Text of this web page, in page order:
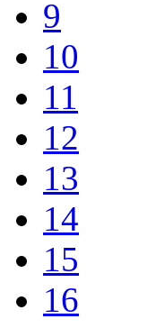
9
10
11
12
13
14
15
16